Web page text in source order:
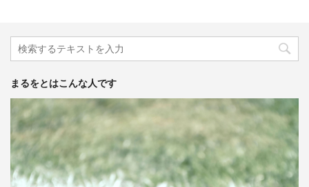
まるをとはこんな人です